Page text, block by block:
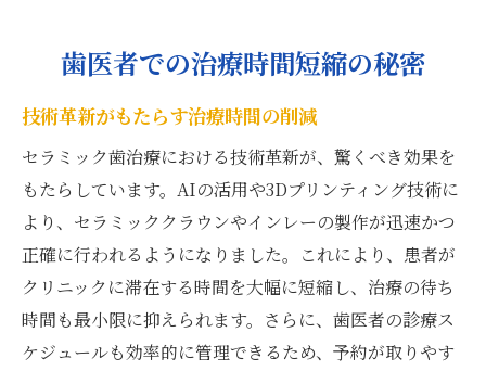
歯医者での治療時間短縮の秘密
技術革新がもたらす治療時間の削減
セラミック歯治療における技術革新が、驚くべき効果を
もたらしています。AIの活用や3Dプリンティング技術に
より、セラミッククラウンやインレーの製作が迅速かつ
正確に行われるようになりました。これにより、患者が
クリニックに滞在する時間を大幅に短縮し、治療の待ち
時間も最小限に抑えられます。さらに、歯医者の診療ス
ケジュールも効率的に管理できるため、予約が取りやす